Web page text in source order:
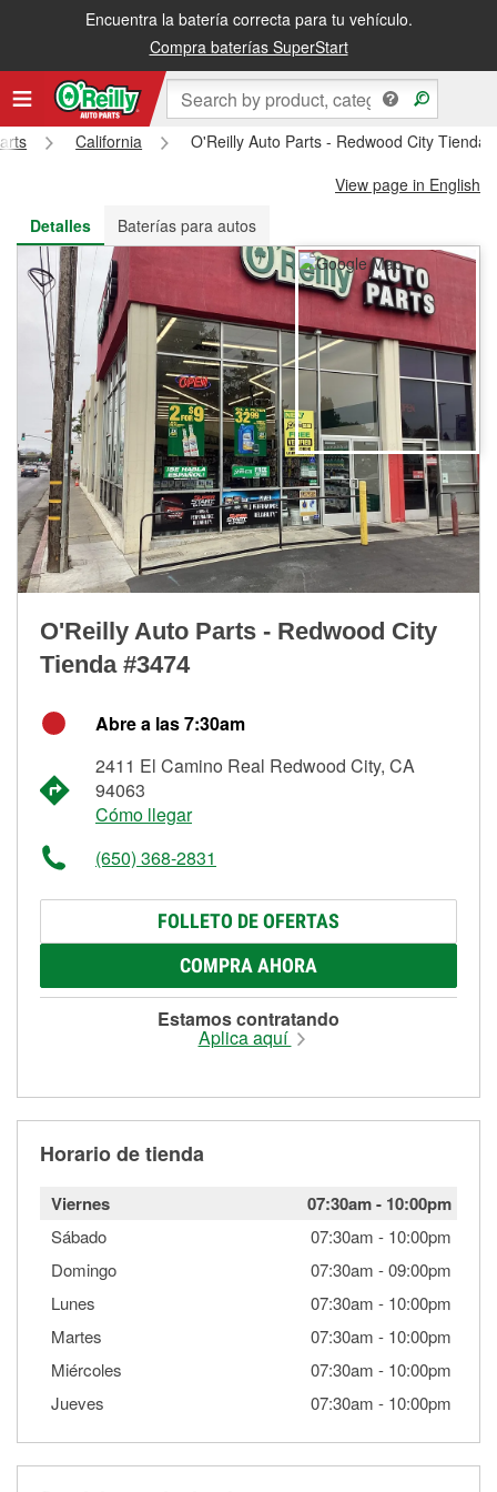
Encuentra la batería correcta para tu vehículo.
Compra baterías SuperStart
Recibe tu orden gratis al día siguiente o recógela en la tienda
California
O'Reilly Auto Parts - Redwood City Tienda
View page in English
Detalles
Baterías para autos
O'Reilly Auto Parts - Redwood City
Tienda #3474
Abre a las 7:30am
2411 El Camino Real Redwood City, CA
94063
Cómo llegar
(650) 368-2831
FOLLETO DE OFERTAS
COMPRA AHORA
Estamos contratando
Aplica aquí
Horario de tienda
Viernes 07:30am- 10:00pm
Sábado 07:30am - 10:00pm
Domingo
07:30am -09:00pm
Lunes
07:30am - 10:00pm
Martes
07:30am - 10:00pm
Miércoles
07:30am - 10:00pm
Jueves
07:30am - 10:00pm